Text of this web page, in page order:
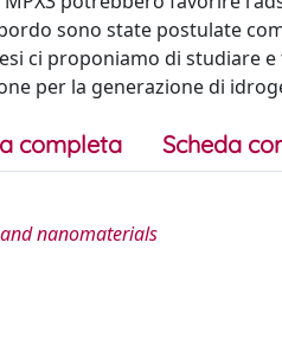
sono state postulate
ci proponiamo di studiare
per la generazione di
completa Scheda
nanomaterials